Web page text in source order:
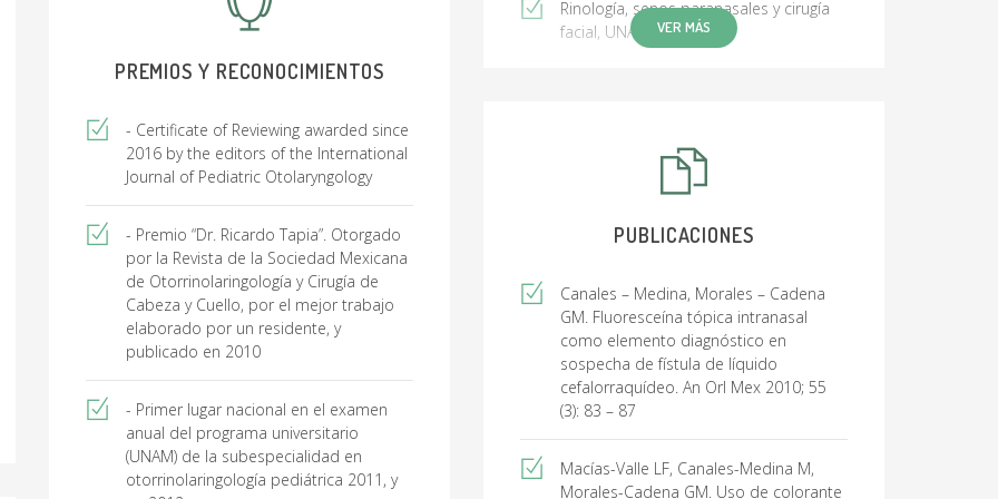
Rinología, senos paranasales y cirugía
facial, UNAM, 2013
Head and Neck surgery . Centre
Visiting Fellow. Department of
Otorhinolaryngology and Head and
Neck Surgery. Sahlgrenska University
Hospital. Gothenburg, Sweden. Feb.
2020
VER MÁS
PREMIOS Y RECONOCIMIENTOS
- Certificate of Reviewing awarded since
2016 by the editors of the International
Journal of Pediatric Otolaryngology
- Premio “Dr. Ricardo Tapia”. Otorgado
por la Revista de la Sociedad Mexicana
de Otorrinolaringología y Cirugía de
Cabeza y Cuello, por el mejor trabajo
elaborado por un residente, y
publicado en 2010
- Primer lugar nacional en el examen
anual del programa universitario
(UNAM) de la subespecialidad en
otorrinolaringología pediátrica 2011, y
PUBLICACIONES
Canales – Medina, Morales – Cadena
GM. Fluoresceína tópica intranasal
como elemento diagnóstico en
sospecha de fístula de líquido
cefalorraquídeo. An Orl Mex 2010; 55
(3): 83 – 87
Macías-Valle LF, Canales-Medina M,
Morales-Cadena GM. Uso de colorante